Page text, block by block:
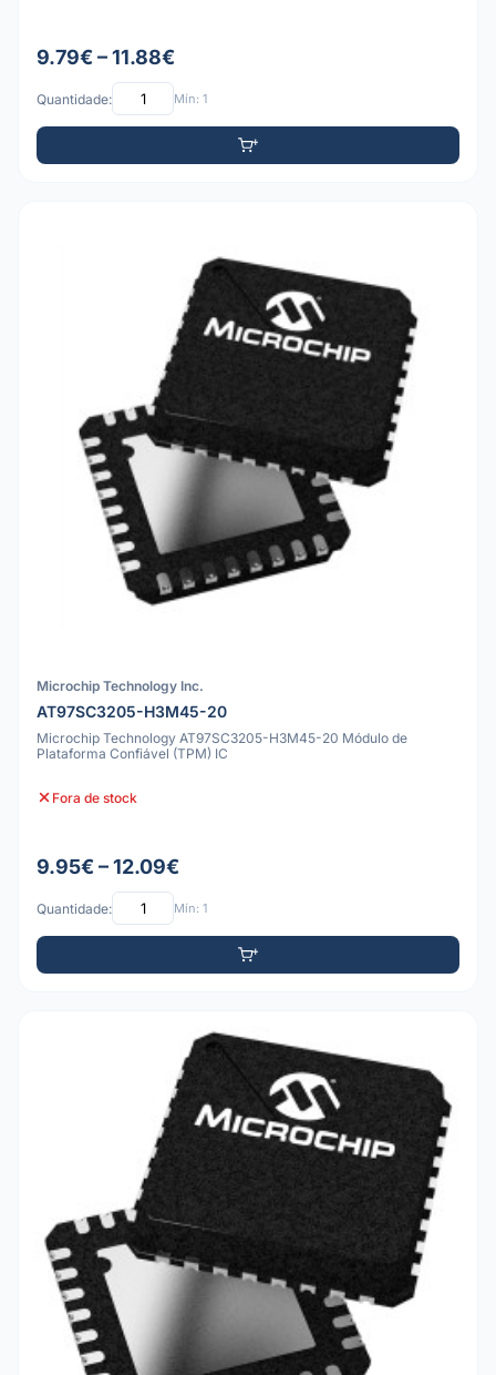
9.79€ – 11.88€
Quantidade: Mín: 1
Microchip Technology Inc.
AT97SC3205-H3M45-20
Microchip Technology AT97SC3205-H3M45-20 Módulo de
Plataforma Confiável (TPM) IC
Fora de stock
9.95€ – 12.09€
Quantidade: Mín: 1